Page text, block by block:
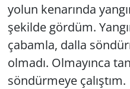
yolun kenarında
şekilde gördüm.
çabamla, dalla
olmadı. Olmayınca
söndürmeye çalıştım.